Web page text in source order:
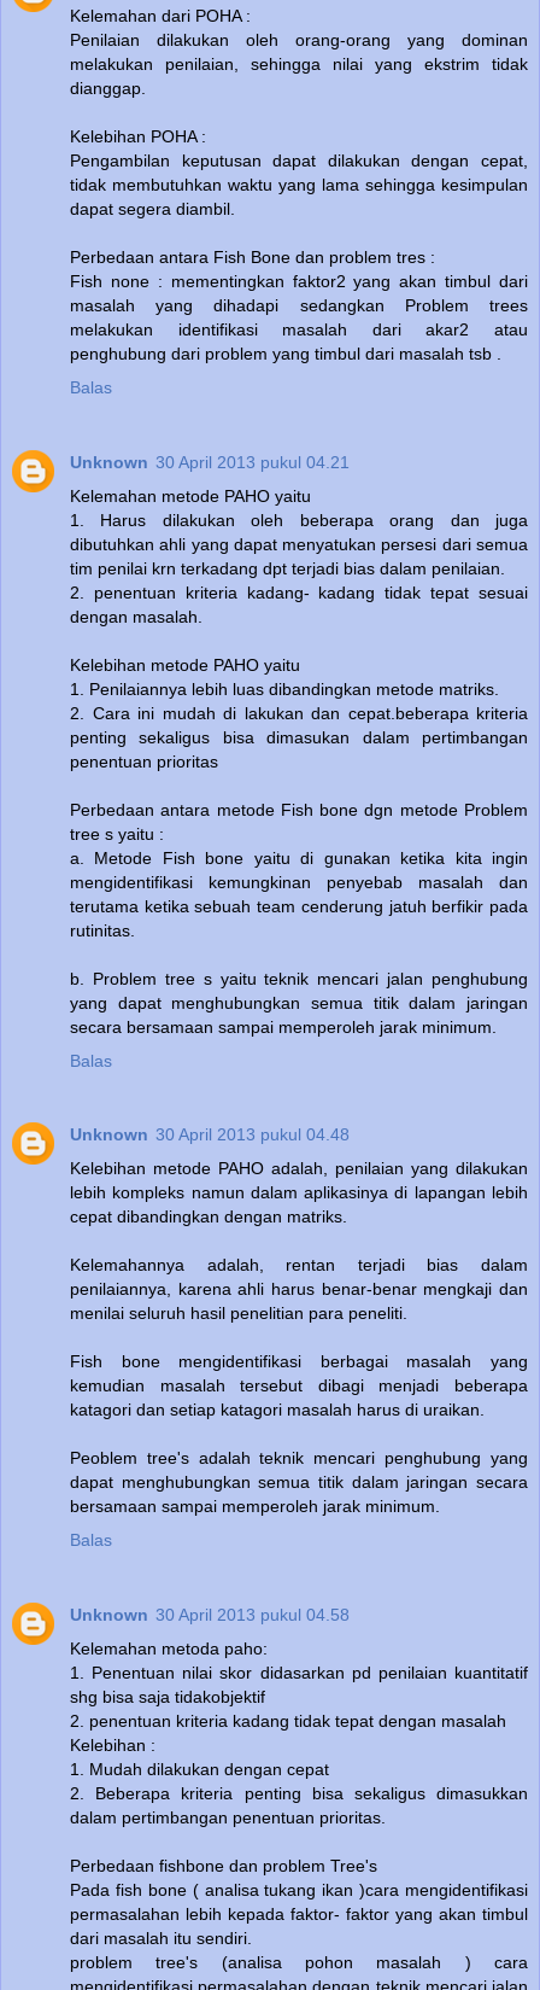
Kelemahan dari POHA :
Penilaian dilakukan oleh orang-orang yang dominan
melakukan penilaian, sehingga nilai yang ekstrim tidak
dianggap.
Kelebihan POHA :
Pengambilan keputusan dapat dilakukan dengan cepat,
tidak membutuhkan waktu yang lama sehingga kesimpulan
dapat segera diambil.
Perbedaan antara Fish Bone dan problem tres :
Fish none : mementingkan faktor2 yang akan timbul dari
masalah yang dihadapi sedangkan Problem trees
melakukan identifikasi masalah dari akar2 atau
penghubung dari problem yang timbul dari masalah tsb .
Balas
Unknown 30 April 2013 pukul 04.21
Kelemahan metode PAHO yaitu
1. Harus dilakukan oleh beberapa orang dan juga
dibutuhkan ahli yang dapat menyatukan persesi dari semua
tim penilai krn terkadang dpt terjadi bias dalam penilaian.
2. penentuan kriteria kadang- kadang tidak tepat sesuai
dengan masalah.
Kelebihan metode PAHO yaitu
1. Penilaiannya lebih luas dibandingkan metode matriks.
2. Cara ini mudah di lakukan dan cepat.beberapa kriteria
penting sekaligus bisa dimasukan dalam pertimbangan
penentuan prioritas
Perbedaan antara metode Fish bone dgn metode Problem
tree s yaitu :
a. Metode Fish bone yaitu di gunakan ketika kita ingin
mengidentifikasi kemungkinan penyebab masalah dan
terutama ketika sebuah team cenderung jatuh berfikir pada
rutinitas.
b. Problem tree s yaitu teknik mencari jalan penghubung
yang dapat menghubungkan semua titik dalam jaringan
secara bersamaan sampai memperoleh jarak minimum.
Balas
Unknown 30 April 2013 pukul 04.48
Kelebihan metode PAHO adalah, penilaian yang dilakukan
lebih kompleks namun dalam aplikasinya di lapangan lebih
cepat dibandingkan dengan matriks.
Kelemahannya adalah, rentan terjadi bias dalam
penilaiannya, karena ahli harus benar-benar mengkaji dan
menilai seluruh hasil penelitian para peneliti.
Fish bone mengidentifikasi berbagai masalah yang
kemudian masalah tersebut dibagi menjadi beberapa
katagori dan setiap katagori masalah harus di uraikan.
Peoblem tree's adalah teknik mencari penghubung yang
dapat menghubungkan semua titik dalam jaringan secara
bersamaan sampai memperoleh jarak minimum.
Balas
Unknown 30 April 2013 pukul 04.58
Kelemahan metoda paho:
1. Penentuan nilai skor didasarkan pd penilaian kuantitatif
shg bisa saja tidakobjektif
2. penentuan kriteria kadang tidak tepat dengan masalah
Kelebihan :
1. Mudah dilakukan dengan cepat
2. Beberapa kriteria penting bisa sekaligus dimasukkan
dalam pertimbangan penentuan prioritas.
Perbedaan fishbone dan problem Tree's
Pada fish bone ( analisa tukang ikan )cara mengidentifikasi
permasalahan lebih kepada faktor- faktor yang akan timbul
dari masalah itu sendiri.
problem tree's (analisa pohon masalah ) cara